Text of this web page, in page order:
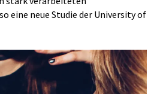
eine neue Studie der University of